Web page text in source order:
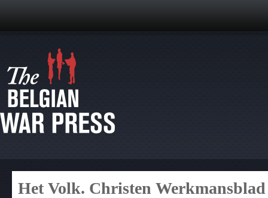
Het Volk. Christen Werkmansblad